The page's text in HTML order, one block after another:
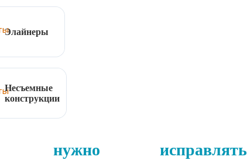
Элайнеры
Несъемные
конструкции
нужно исправлять